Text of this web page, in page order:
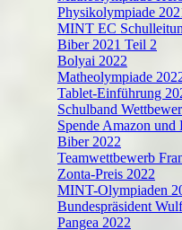
Physikolympiade
MINT EC
Biber 2021 Teil 2
Bolyai 2022
Matheolympiade
Tablet-Einführung
Schulband
Spende Amazon
Biber 2022
Teamwettbewerb
Zonta-Preis 2022
MINT-Olympiaden
Bundespräsident
Pangea 2022